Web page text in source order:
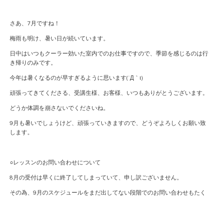
さあ、7月ですね！
梅雨も明け、暑い日が続いています。
日中はいつもクーラー効いた室内でのお仕事ですので、季節を感じるのは行
き帰りのみです。
今年は暑くなるのが早すぎるように思います(´Д｀ι)
頑張ってきてくださる、受講生様、お客様、いつもありがとうございます。
どうか体調を崩さないでくださいね。
9月も暑いでしょうけど、頑張っていきますので、どうぞよろしくお願い致
します。
○レッスンのお問い合わせについて
8月の受付は早くに終了してしまっていて、申し訳ございません。
その為、9月のスケジュールをまだ出してない段階でのお問い合わせもたく